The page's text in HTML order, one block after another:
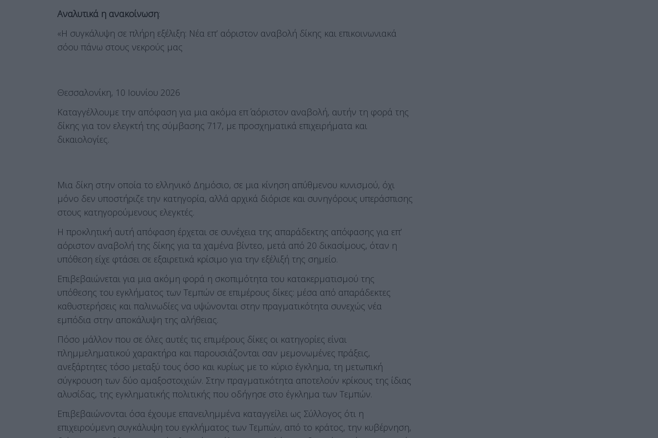
Αναλυτικά η ανακοίνωση:
«Η συγκάλυψη σε πλήρη εξέλιξη: Νέα επ’ αόριστον αναβολή δίκης και επικοινωνιακά
σόου πάνω στους νεκρούς μας
Θεσσαλονίκη, 10 Ιουνίου 2026
Καταγγέλλουμε την απόφαση για μια ακόμα επ΄ αόριστον αναβολή, αυτήν τη φορά της
δίκης για τον ελεγκτή της σύμβασης 717, με προσχηματικά επιχειρήματα και
δικαιολογίες.
Μια δίκη στην οποία το ελληνικό Δημόσιο, σε μια κίνηση απύθμενου κυνισμού, όχι
μόνο δεν υποστήριζε την κατηγορία, αλλά αρχικά διόρισε και συνηγόρους υπεράσπισης
στους κατηγορούμενους ελεγκτές.
Η προκλητική αυτή απόφαση έρχεται σε συνέχεια της απαράδεκτης απόφασης για επ’
αόριστον αναβολή της δίκης για τα χαμένα βίντεο, μετά από 20 δικασίμους, όταν η
υπόθεση είχε φτάσει σε εξαιρετικά κρίσιμο για την εξέλιξή της σημείο.
Επιβεβαιώνεται για μια ακόμη φορά η σκοπιμότητα του κατακερματισμού της
υπόθεσης του εγκλήματος των Τεμπών σε επιμέρους δίκες: μέσα από απαράδεκτες
καθυστερήσεις και παλινωδίες να υψώνονται στην πραγματικότητα συνεχώς νέα
εμπόδια στην αποκάλυψη της αλήθειας.
Πόσο μάλλον που σε όλες αυτές τις επιμέρους δίκες οι κατηγορίες είναι
πλημμεληματικού χαρακτήρα και παρουσιάζονται σαν μεμονωμένες πράξεις,
ανεξάρτητες τόσο μεταξύ τους όσο και κυρίως με το κύριο έγκλημα, τη μετωπική
σύγκρουση των δύο αμαξοστοιχιών. Στην πραγματικότητα αποτελούν κρίκους της ίδιας
αλυσίδας, της εγκληματικής πολιτικής που οδήγησε στο έγκλημα των Τεμπών.
Επιβεβαιώνονται όσα έχουμε επανειλημμένα καταγγείλει ως Σύλλογος ότι η
επιχειρούμενη συγκάλυψη του εγκλήματος των Τεμπών, από το κράτος, την κυβέρνηση,